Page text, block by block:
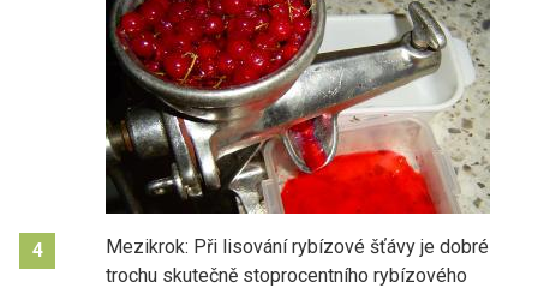
4
Mezikrok: Při lisování rybízové šťávy je dobré
trochu skutečně stoprocentního rybízového